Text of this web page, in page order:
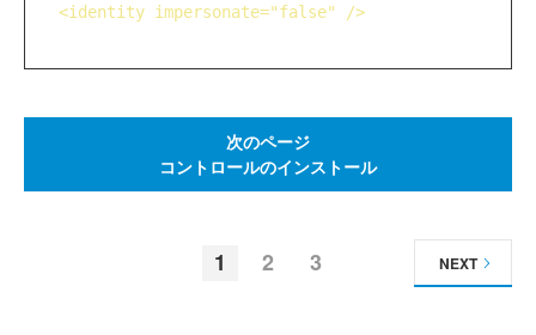
<identity impersonate="false" />
次のページ
コントロールのインストール
1 2 3 NEXT